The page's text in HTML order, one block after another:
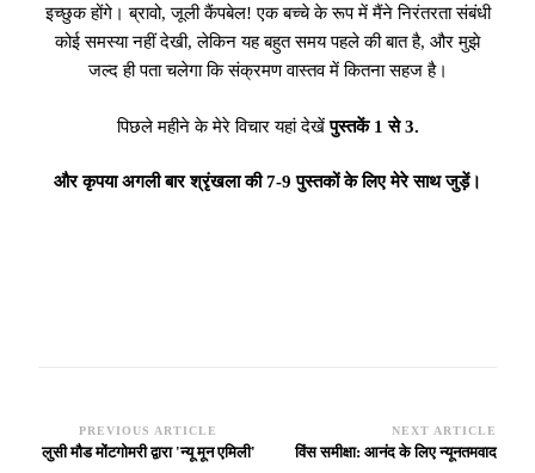
इच्छुक होंगे। ब्रावो, जूली कैंपबेल! एक बच्चे के रूप में मैंने निरंतरता संबंधी
कोई समस्या नहीं देखी, लेकिन यह बहुत समय पहले की बात है, और मुझे
जल्द ही पता चलेगा कि संक्रमण वास्तव में कितना सहज है।
पिछले महीने के मेरे विचार यहां देखेंपुस्तकें 1 से 3.
और कृपया अगली बार श्रृंखला की 7-9 पुस्तकों के लिए मेरे साथ जुड़ें।
PostPREVIOUS ARTICLE
लुसी मौड मोंटगोमरी द्वारा 'न्यू मून एमिली'
NEXT ARTICLE
विंस समीक्षा: आनंद के लिए न्यूनतमवाद